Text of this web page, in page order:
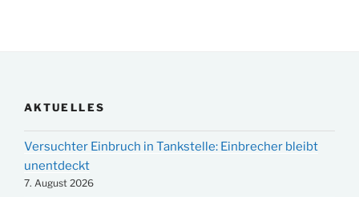
AKTUELLES
Versuchter Einbruch in Tankstelle: Einbrecher bleibt
unentdeckt
7. August 2026